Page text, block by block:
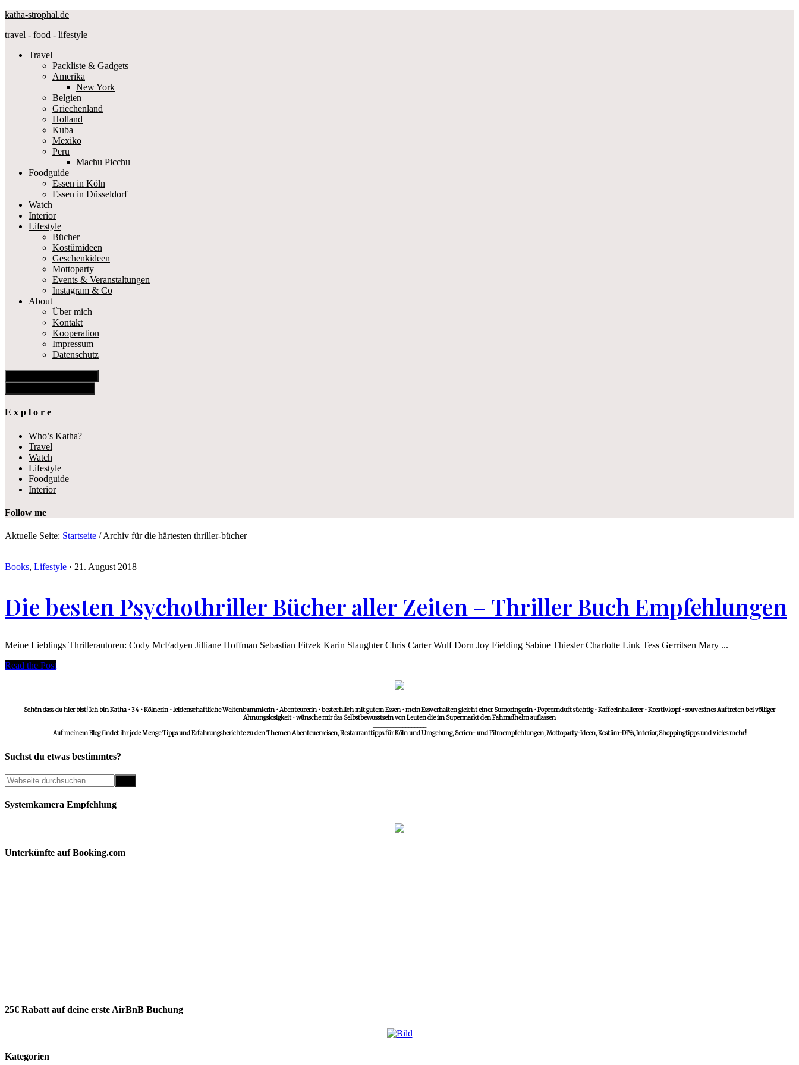
katha-strophal.de
travel - food - lifestyle
Travel
Packliste & Gadgets
Amerika
New York
Belgien
Griechenland
Holland
Kuba
Mexiko
Peru
Machu Picchu
Foodguide
Essen in Köln
Essen in Düsseldorf
Watch
Interior
Lifestyle
Bücher
Kostümideen
Geschenkideen
Mottoparty
Events & Veranstaltungen
Instagram & Co
About
Über mich
Kontakt
Kooperation
Impressum
Datenschutz
E x p l o r e
Who’s Katha?
Travel
Watch
Lifestyle
Foodguide
Interior
Follow me
Aktuelle Seite: Startseite /Archiv für die härtesten thriller-bücher
Books, Lifestyle · 21. August 2018
Die besten Psychothriller Bücher aller Zeiten – Thriller Buch Empfehlungen
Meine Lieblings Thrillerautoren: Cody McFadyen Jilliane Hoffman Sebastian Fitzek Karin Slaughter Chris Carter Wulf Dorn Joy Fielding Sabine Thiesler Charlotte Link Tess Gerritsen Mary ...
Read the Post
Schön dass du hier bist! Ich bin Katha • 34 • Kölnerin • leidenschaftliche Weltenbummlerin • Abenteurerin • bestechlich mit gutem Essen • mein Essverhalten gleicht einer Sumoringerin • Popcornduft süchtig • Kaffeeinhalierer • Kreativkopf • souveränes Auftreten bei völliger
Ahnungslosigkeit • wünsche mir das Selbstbewusstsein von Leuten die im Supermarkt den Fahrradhelm auflassen
__________________
Auf meinem Blog findet ihr jede Menge Tipps und Erfahrungsberichte zu den Themen Abenteuerreisen, Restauranttipps für Köln und Umgebung, Serien- und Filmempfehlungen, Mottoparty-Ideen, Kostüm-DIYs, Interior, Shoppingtipps und vieles mehr!
Suchst du etwas bestimmtes?
Systemkamera Empfehlung
Unterkünfte auf Booking.com
25€ Rabatt auf deine erste AirBnB Buchung
Kategorien